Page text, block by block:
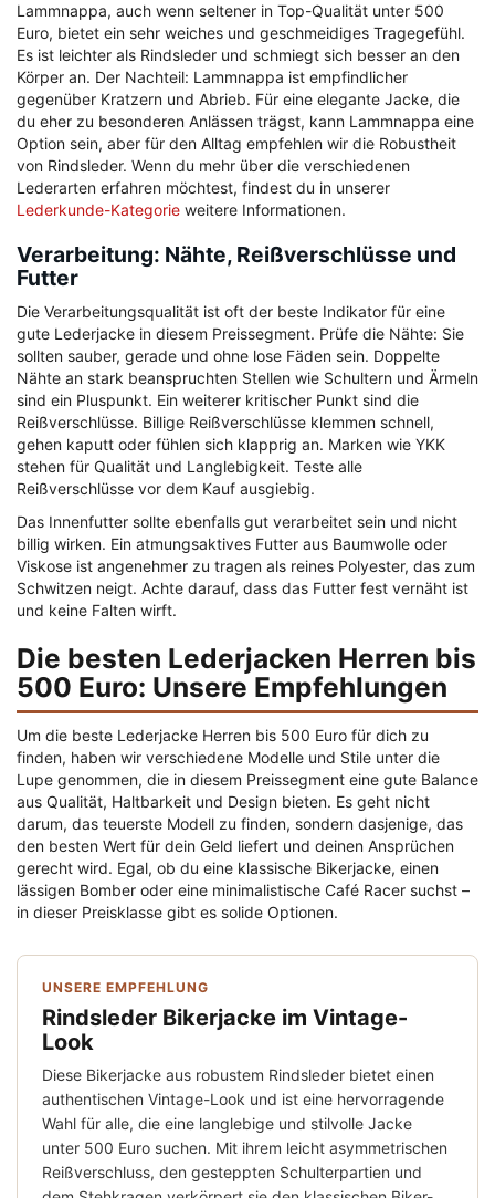
Lammnappa, auch wenn seltener in Top-Qualität unter 500
Euro, bietet ein sehr weiches und geschmeidiges Tragegefühl.
Es ist leichter als Rindsleder und schmiegt sich besser an den
Körper an. Der Nachteil: Lammnappa ist empfindlicher
gegenüber Kratzern und Abrieb. Für eine elegante Jacke, die
du eher zu besonderen Anlässen trägst, kann Lammnappa eine
Option sein, aber für den Alltag empfehlen wir die Robustheit
von Rindsleder. Wenn du mehr über die verschiedenen
Lederarten erfahren möchtest, findest du in unserer
Lederkunde-Kategorie weitere Informationen.
Verarbeitung: Nähte, Reißverschlüsse und
Futter
Die Verarbeitungsqualität ist oft der beste Indikator für eine
gute Lederjacke in diesem Preissegment. Prüfe die Nähte: Sie
sollten sauber, gerade und ohne lose Fäden sein. Doppelte
Nähte an stark beanspruchten Stellen wie Schultern und Ärmeln
sind ein Pluspunkt. Ein weiterer kritischer Punkt sind die
Reißverschlüsse. Billige Reißverschlüsse klemmen schnell,
gehen kaputt oder fühlen sich klapprig an. Marken wie YKK
stehen für Qualität und Langlebigkeit. Teste alle
Reißverschlüsse vor dem Kauf ausgiebig.
Das Innenfutter sollte ebenfalls gut verarbeitet sein und nicht
billig wirken. Ein atmungsaktives Futter aus Baumwolle oder
Viskose ist angenehmer zu tragen als reines Polyester, das zum
Schwitzen neigt. Achte darauf, dass das Futter fest vernäht ist
und keine Falten wirft.
Die besten Lederjacken Herren bis
500 Euro: Unsere Empfehlungen
Um die beste Lederjacke Herren bis 500 Euro für dich zu
finden, haben wir verschiedene Modelle und Stile unter die
Lupe genommen, die in diesem Preissegment eine gute Balance
aus Qualität, Haltbarkeit und Design bieten. Es geht nicht
darum, das teuerste Modell zu finden, sondern dasjenige, das
den besten Wert für dein Geld liefert und deinen Ansprüchen
gerecht wird. Egal, ob du eine klassische Bikerjacke, einen
lässigen Bomber oder eine minimalistische Café Racer suchst –
in dieser Preisklasse gibt es solide Optionen.
UNSERE EMPFEHLUNG
Rindsleder Bikerjacke im Vintage-
Look
Diese Bikerjacke aus robustem Rindsleder bietet einen
authentischen Vintage-Look und ist eine hervorragende
Wahl für alle, die eine langlebige und stilvolle Jacke
unter 500 Euro suchen. Mit ihrem leicht asymmetrischen
Reißverschluss, den gesteppten Schulterpartien und